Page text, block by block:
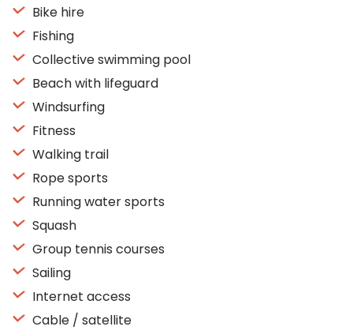
Bike hire
Fishing
Collective swimming pool
Beach with lifeguard
Windsurfing
Fitness
Walking trail
Rope sports
Running water sports
Squash
Group tennis courses
Sailing
Internet access
Cable / satellite